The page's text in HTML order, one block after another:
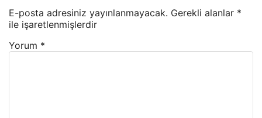
E-posta adresiniz yayınlanmayacak. Gerekli alanlar *
ile işaretlenmişlerdir
Yorum *